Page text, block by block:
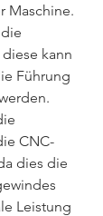
Maschine.
kann
Führung
CNC-
dies die
Leistung